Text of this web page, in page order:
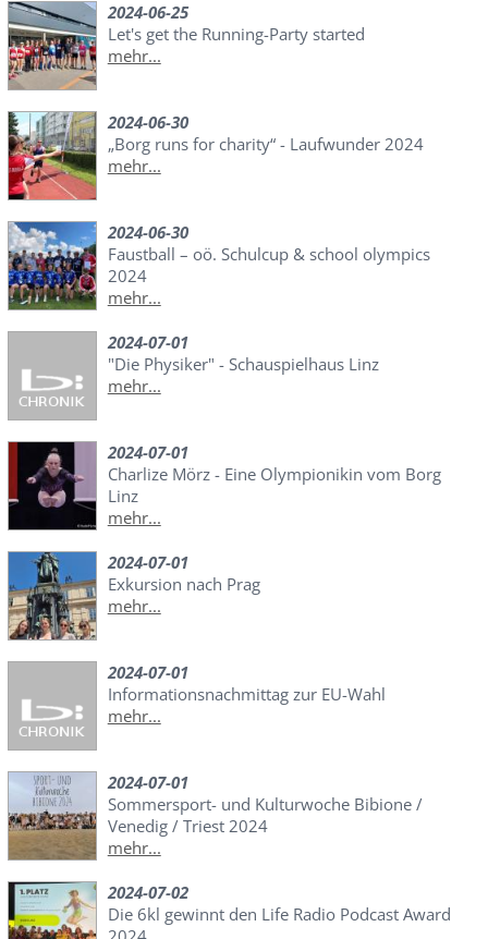
2024-06-25
Let's get the Running-Party started
mehr...
2024-06-30
„Borg runs for charity“ - Laufwunder 2024
mehr...
2024-06-30
Faustball – oö. Schulcup & school olympics
2024
mehr...
2024-07-01
"Die Physiker" - Schauspielhaus Linz
mehr...
2024-07-01
Charlize Mörz - Eine Olympionikin vom Borg
Linz
mehr...
2024-07-01
Exkursion nach Prag
mehr...
2024-07-01
Informationsnachmittag zur EU-Wahl
mehr...
2024-07-01
Sommersport- und Kulturwoche Bibione /
Venedig / Triest 2024
mehr...
2024-07-02
Die 6kl gewinnt den Life Radio Podcast Award